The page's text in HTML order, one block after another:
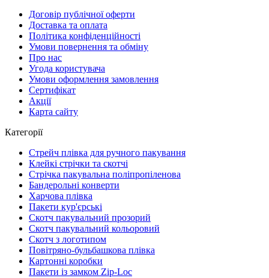
Договір публічної оферти
Доставка та оплата
Політика конфіденційності
Умови повернення та обміну
Про нас
Угода користувача
Умови оформлення замовлення
Сертифікат
Акції
Карта сайту
Категорії
Стрейч плівка для ручного пакування
Клейкі стрічки та скотчі
Стрічка пакувальна поліпропіленова
Бандерольні конверти
Харчова плівка
Пакети кур'єрські
Cкотч пакувальний прозорий
Скотч пакувальний кольоровий
Cкотч з логотипом
Повітряно-бульбашкова плівка
Картонні коробки
Пакети із замком Zip-Loc